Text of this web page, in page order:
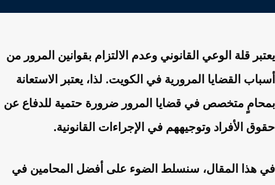
يعتبر قلة الوعي القانوني وعدم الالتزام بقوانين المرور من
أسباب القضايا المرورية في الكويت. لذا، يعتبر الاستعانة
بمحامٍ متخصص في قضايا المرور ضرورة حتمية للدفاع عن
حقوق الأفراد وتوجيههم في الإجراءات القانونية.
في هذا المقال، سنسلط الضوء على أفضل المحامين في